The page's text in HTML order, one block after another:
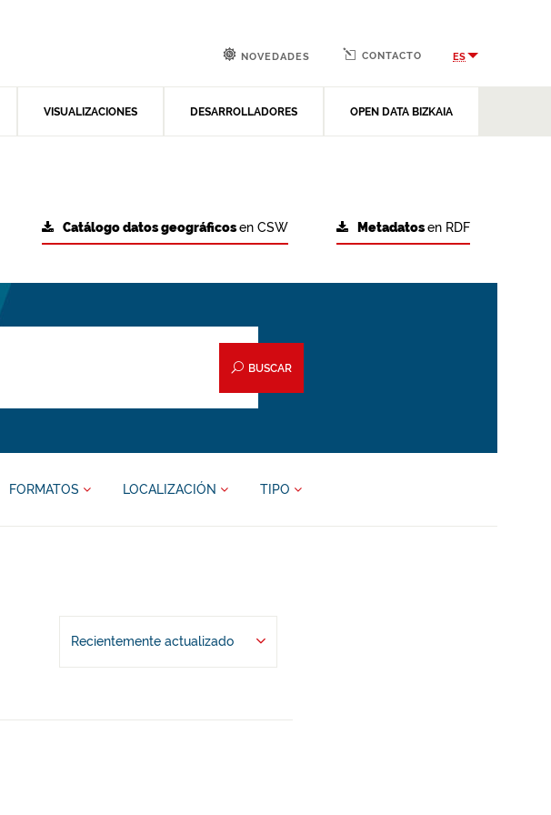
VISUALIZACIONES DESARROLLADORES OPEN DATA BIZKAIA
NOVEDADES CONTACTO ES
Metadatosen RDF
Catálogo datos geográficosen CSW
BUSCAR
FORMATOS LOCALIZACIÓN TIPO
Recientemente actualizado